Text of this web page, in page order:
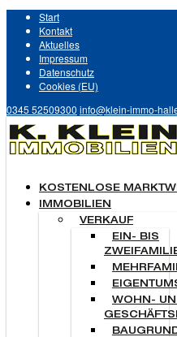
Start
Kontakt
Aktuelles
Impressum
Datenschutz
Cookies (EU)
0345 52509300 info@klein-immo-
KOSTENLOSE
IMMOBILIEN
VERKAUF
EIN- BIS
WOHN-